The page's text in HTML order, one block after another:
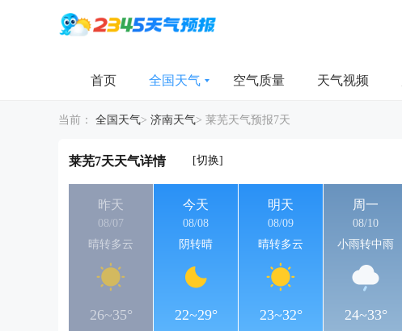
首页 全国天气 空气质量 天气视频
当前： 全国天气> 济南天气> 莱芜天气预报7天
莱芜7天天气详情 [切换]
昨天
08/07
晴转多云
26~35°
今天
08/08
阴转晴
22~29°
明天
08/09
晴转多云
23~32°
周一
08/10
小雨转中雨
24~33°